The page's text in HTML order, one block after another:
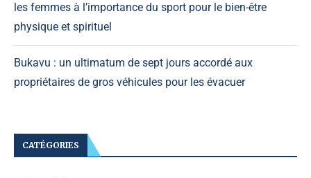
les femmes à l’importance du sport pour le bien-être
physique et spirituel
Bukavu : un ultimatum de sept jours accordé aux
propriétaires de gros véhicules pour les évacuer
CATÉGORIES